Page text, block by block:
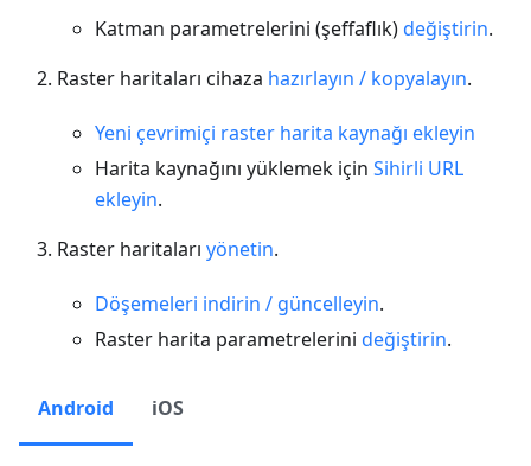
Katman parametrelerini (şeffaflık)değiştirin.
Raster haritaları cihaza hazırlayın / kopyalayın.
Yeni çevrimiçi raster harita kaynağı ekleyin
Harita kaynağını yüklemek için Sihirli URL
ekleyin.
Raster haritaları yönetin.
Döşemeleri indirin / güncelleyin.
Raster harita parametrelerini değiştirin.
Android iOS